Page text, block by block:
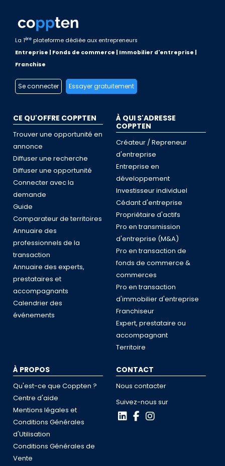
La 1ère plateforme dédiée aux entrepreneurs
Entreprise | Fonds de commerce | Immobilier d'entreprise |
Franchise
Se connecter Essayer gratuitement
CE QU'OFFRE COPPTEN
Trouver une opportunité en
annonce
Diffuser une recherche
Diffuser une opportunité
Connecter avec la
demande
Guide
Comparateur de territoires
Annuaire des
professionnels de la
transaction
Annuaire des experts,
prestataires et
accompagnants
Calendrier des
événements
À QUI S'ADRESSE
COPPTEN
Créateur / Repreneur
d'entreprise
Entreprise en
développement
Investisseur individuel
Cédant d'entreprise
Propriétaire d'actifs
Pro en transmission
d'entreprise (M&A)
Pro en transaction de
fonds de commerce &
commerces
Pro en transaction
d'immobilier d'entreprise
Franchiseur
Expert, prestataire ou
accompagnant
Territoire
À PROPOS
Qu'est-ce que Coppten ?
Centre d'aide
Mentions légales et
Conditions Générales
d'Utilisation
Conditions Générales de
Vente
CONTACT
Nous contacter
Suivez-nous sur